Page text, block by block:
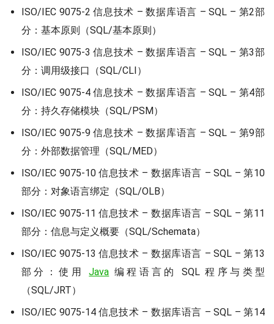
ISO/IEC 9075-2 信息技术 – 数据库语言 – SQL – 第2部
分：基本原则（SQL/基本原则）
ISO/IEC 9075-3 信息技术 – 数据库语言 – SQL – 第3部
分：调用级接口（SQL/CLI）
ISO/IEC 9075-4 信息技术 – 数据库语言 – SQL – 第4部
分：持久存储模块（SQL/PSM）
ISO/IEC 9075-9 信息技术 – 数据库语言 – SQL – 第9部
分：外部数据管理（SQL/MED）
ISO/IEC 9075-10 信息技术 – 数据库语言 – SQL – 第10
部分：对象语言绑定（SQL/OLB）
ISO/IEC 9075-11 信息技术 – 数据库语言 – SQL – 第11
部分：信息与定义概要（SQL/Schemata）
ISO/IEC 9075-13 信息技术 – 数据库语言 – SQL – 第13
部分：使用Java 编程语言的 SQL 程序与类型
（SQL/JRT）
ISO/IEC 9075-14 信息技术 – 数据库语言 – SQL – 第14